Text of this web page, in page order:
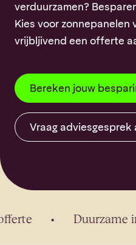
verduurzamen?
Kies voor zonnepanelen
vrijbljivend een offerte
Bereken jouw
Vraag adviesgesprek
Duurzame